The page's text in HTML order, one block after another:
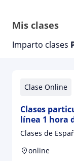
Mis clases
Imparto clases
Clase Online
Clases
línea 1 hora
pida
Clases de
online